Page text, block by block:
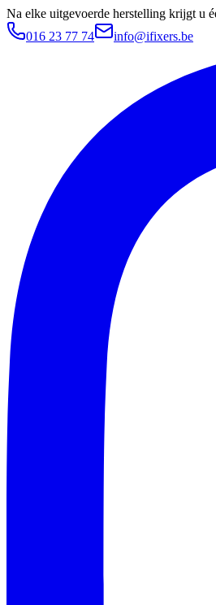
Na elke uitgevoerde herstelling krijgt u
016 23 77 74
info@ifixers.be